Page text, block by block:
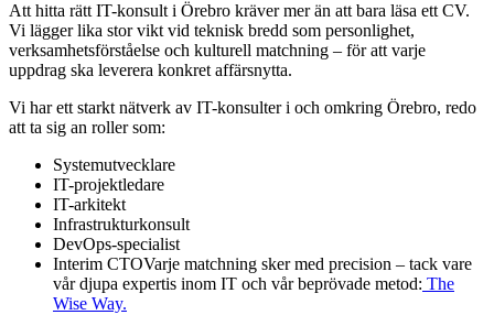
Att hitta rätt IT-konsult i Örebro kräver mer än att bara läsa ett CV.
Vi lägger lika stor vikt vid teknisk bredd som personlighet,
verksamhetsförståelse och kulturell matchning – för att varje
uppdrag ska leverera konkret affärsnytta.
Vi har ett starkt nätverk av IT-konsulter i och omkring Örebro, redo
att ta sig an roller som:
Systemutvecklare
IT-projektledare
IT-arkitekt
Infrastrukturkonsult
DevOps-specialist
Interim CTOVarje matchning sker med precision – tack vare
vår djupa expertis inom IT och vår beprövade metod: The
Wise Way.